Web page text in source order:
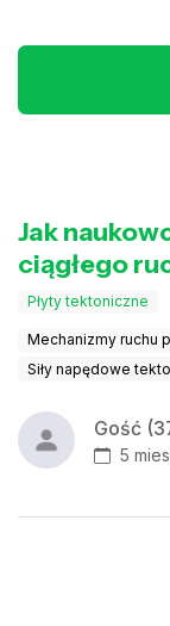
Jak
ciągłego
Płyty tektoniczne
Mechanizmy ruchu
Siły napędowe
Gość
5